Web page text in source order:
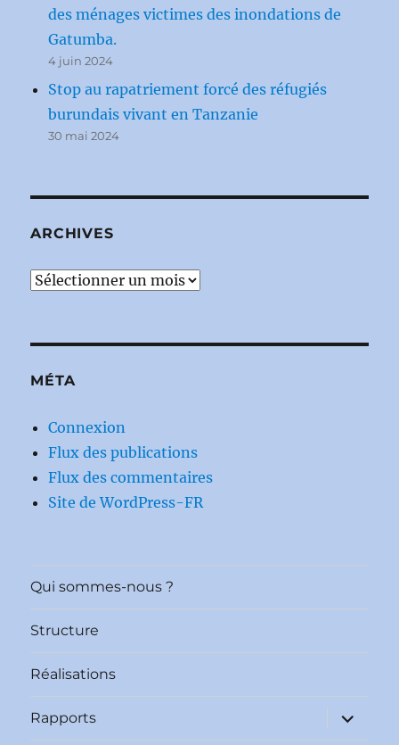
des ménages victimes des inondations de
Gatumba.
4 juin 2024
Stop au rapatriement forcé des réfugiés
burundais vivant en Tanzanie
30 mai 2024
ARCHIVES
Archives
MÉTA
Connexion
Flux des publications
Flux des commentaires
Site de WordPress-FR
Qui sommes-nous ?
Structure
Réalisations
Rapports
ouvrir
le